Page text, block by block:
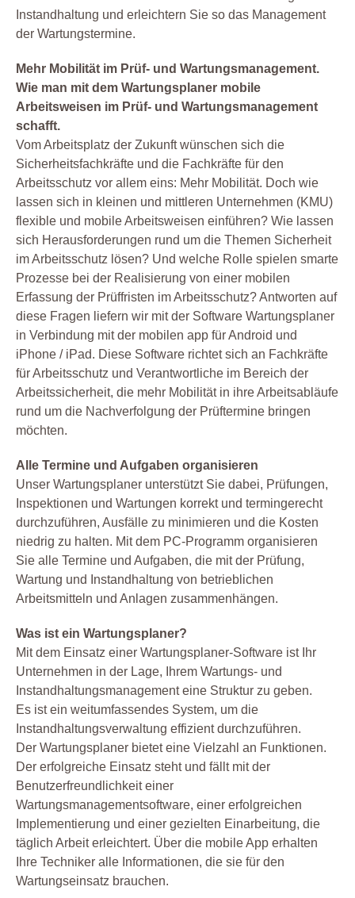
Instandhaltung und erleichtern Sie so das Management
der Wartungstermine.
Mehr Mobilität im Prüf- und Wartungsmanagement.
Wie man mit dem Wartungsplaner mobile
Arbeitsweisen im Prüf- und Wartungsmanagement
schafft.
Vom Arbeitsplatz der Zukunft wünschen sich die
Sicherheitsfachkräfte und die Fachkräfte für den
Arbeitsschutz vor allem eins: Mehr Mobilität. Doch wie
lassen sich in kleinen und mittleren Unternehmen (KMU)
flexible und mobile Arbeitsweisen einführen? Wie lassen
sich Herausforderungen rund um die Themen Sicherheit
im Arbeitsschutz lösen? Und welche Rolle spielen smarte
Prozesse bei der Realisierung von einer mobilen
Erfassung der Prüffristen im Arbeitsschutz? Antworten auf
diese Fragen liefern wir mit der Software Wartungsplaner
in Verbindung mit der mobilen app für Android und
iPhone / iPad. Diese Software richtet sich an Fachkräfte
für Arbeitsschutz und Verantwortliche im Bereich der
Arbeitssicherheit, die mehr Mobilität in ihre Arbeitsabläufe
rund um die Nachverfolgung der Prüftermine bringen
möchten.
Alle Termine und Aufgaben organisieren
Unser Wartungsplaner unterstützt Sie dabei, Prüfungen,
Inspektionen und Wartungen korrekt und termingerecht
durchzuführen, Ausfälle zu minimieren und die Kosten
niedrig zu halten. Mit dem PC-Programm organisieren
Sie alle Termine und Aufgaben, die mit der Prüfung,
Wartung und Instandhaltung von betrieblichen
Arbeitsmitteln und Anlagen zusammenhängen.
Was ist ein Wartungsplaner?
Mit dem Einsatz einer Wartungsplaner-Software ist Ihr
Unternehmen in der Lage, Ihrem Wartungs- und
Instandhaltungsmanagement eine Struktur zu geben.
Es ist ein weitumfassendes System, um die
Instandhaltungsverwaltung effizient durchzuführen.
Der Wartungsplaner bietet eine Vielzahl an Funktionen.
Der erfolgreiche Einsatz steht und fällt mit der
Benutzerfreundlichkeit einer
Wartungsmanagementsoftware, einer erfolgreichen
Implementierung und einer gezielten Einarbeitung, die
täglich Arbeit erleichtert. Über die mobile App erhalten
Ihre Techniker alle Informationen, die sie für den
Wartungseinsatz brauchen.